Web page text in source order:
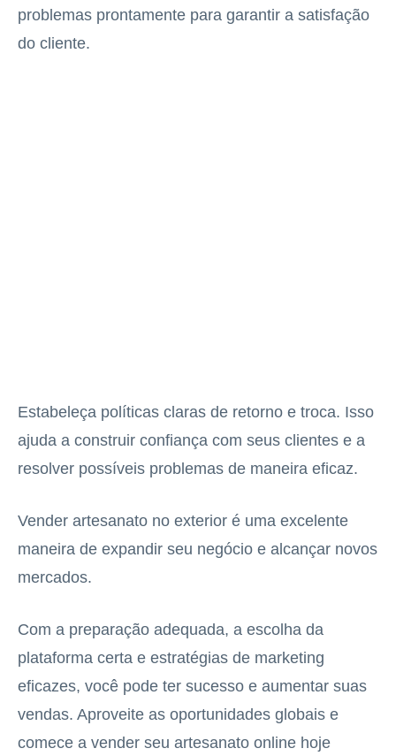
problemas prontamente para garantir a satisfação
do cliente.
Estabeleça políticas claras de retorno e troca. Isso
ajuda a construir confiança com seus clientes e a
resolver possíveis problemas de maneira eficaz.
Vender artesanato no exterior é uma excelente
maneira de expandir seu negócio e alcançar novos
mercados.
Com a preparação adequada, a escolha da
plataforma certa e estratégias de marketing
eficazes, você pode ter sucesso e aumentar suas
vendas. Aproveite as oportunidades globais e
comece a vender seu artesanato online hoje